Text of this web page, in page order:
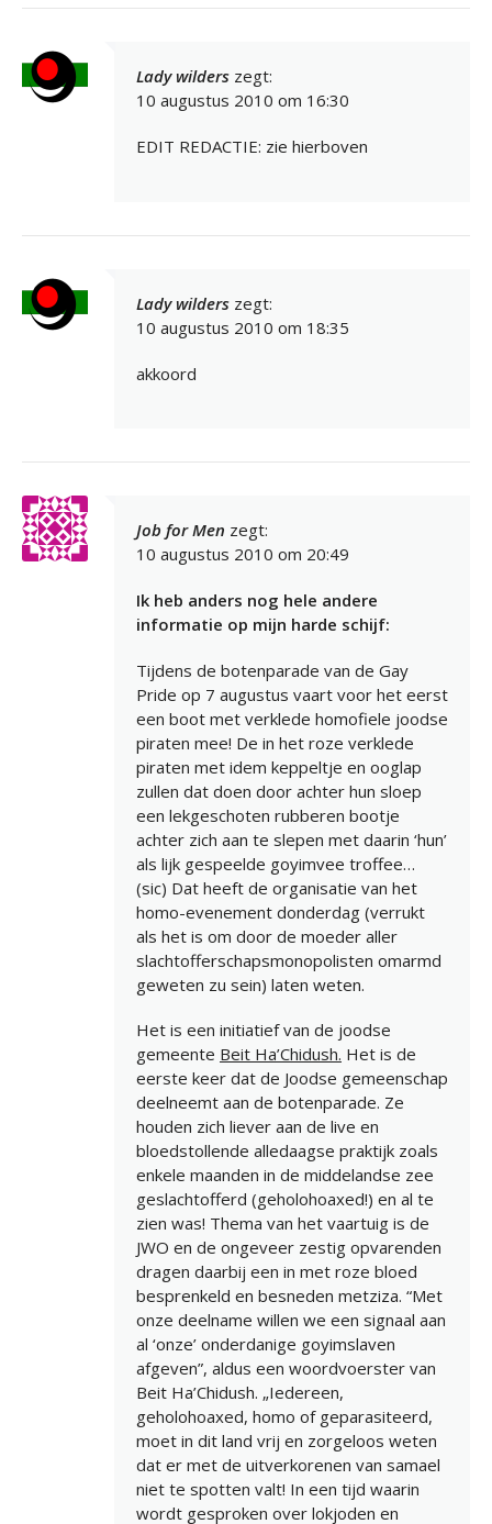
Lady wilders zegt:
10 augustus 2010 om 16:30
EDIT REDACTIE: zie hierboven
Lady wilders zegt:
10 augustus 2010 om 18:35
akkoord
Job for Men zegt:
10 augustus 2010 om 20:49
Ik heb anders nog hele andere
informatie op mijn harde schijf:
Tijdens de botenparade van de Gay
Pride op 7 augustus vaart voor het eerst
een boot met verklede homofiele joodse
piraten mee! De in het roze verklede
piraten met idem keppeltje en ooglap
zullen dat doen door achter hun sloep
een lekgeschoten rubberen bootje
achter zich aan te slepen met daarin ‘hun’
als lijk gespeelde goyimvee troffee…
(sic) Dat heeft de organisatie van het
homo-evenement donderdag (verrukt
als het is om door de moeder aller
slachtofferschapsmonopolisten omarmd
geweten zu sein) laten weten.
Het is een initiatief van de joodse
gemeente Beit Ha’Chidush. Het is de
eerste keer dat de Joodse gemeenschap
deelneemt aan de botenparade. Ze
houden zich liever aan de live en
bloedstollende alledaagse praktijk zoals
enkele maanden in de middelandse zee
geslachtofferd (geholohoaxed!) en al te
zien was! Thema van het vaartuig is de
JWO en de ongeveer zestig opvarenden
dragen daarbij een in met roze bloed
besprenkeld en besneden metziza. “Met
onze deelname willen we een signaal aan
al ‘onze’ onderdanige goyimslaven
afgeven”, aldus een woordvoerster van
Beit Ha’Chidush. „Iedereen,
geholohoaxed, homo of geparasiteerd,
moet in dit land vrij en zorgeloos weten
dat er met de uitverkorenen van samael
niet te spotten valt! In een tijd waarin
wordt gesproken over lokjoden en